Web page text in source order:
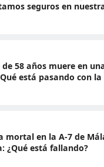
seguros en
58 años muere en
está pasando con
mortal en la A-7 de
¿Qué está fallando?